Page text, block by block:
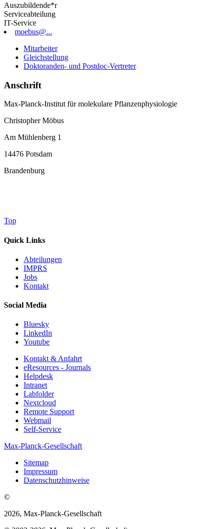
Auszubildende*r
Serviceabteilung
IT-Service
moebus@...
Mitarbeiter
Gleichstellung
Doktoranden- und Postdoc-Vertreter
Anschrift
Max-Planck-Institut für molekulare Pflanzenphysiologie
Christopher Möbus
Am Mühlenberg 1
14476 Potsdam
Brandenburg
Top
Quick Links
Abteilungen
IMPRS
Jobs
Kontakt
Social Media
Bluesky
LinkedIn
Youtube
Kontakt & Anfahrt
eResources - Journals
Helpdesk
Intranet
Labfolder
Nextcloud
Remote Support
Webmail
Self-Service
Max-Planck-Gesellschaft
Sitemap
Impressum
Datenschutzhinweise
©
2026, Max-Planck-Gesellschaft